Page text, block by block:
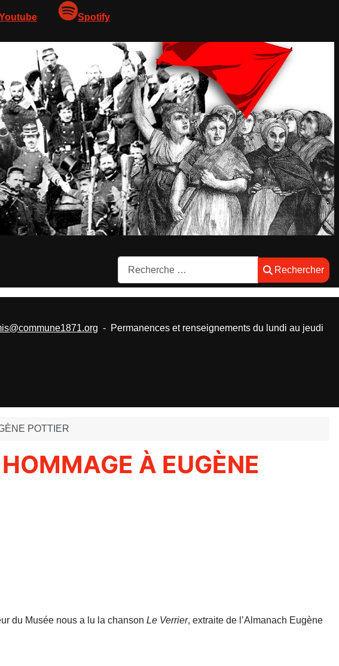
Spotify
Rechercher
Rechercher
POTTIER
À EUGÈNE
du Musée nous a lu la chanson Le Verrier, extraite de l’Almanach Eugène
- Permanences et renseignements du lundi au jeudi